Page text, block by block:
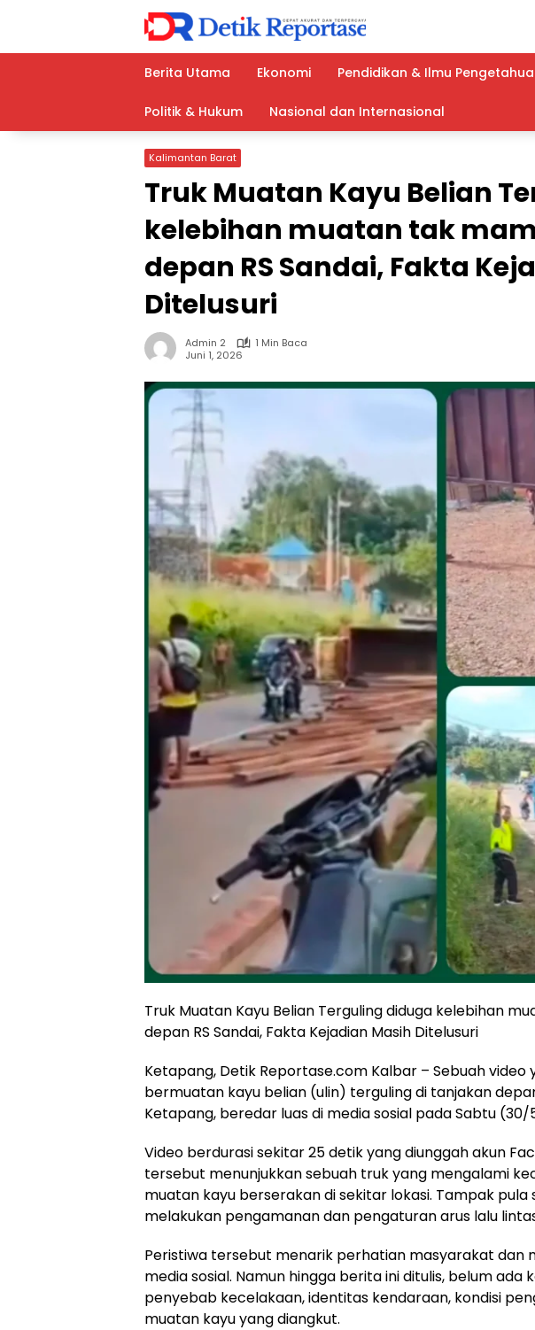
Berita Utama
Ekonomi Pendidikan & Ilmu
Politik & Hukum Nasional dan Internasional
Kalimantan Barat
Truk Muatan Kayu Belian
kelebihan muatan tak
depan RS Sandai, Fakta
Ditelusuri
Admin 2
1 Min Baca
Juni 1, 2026
Truk Muatan Kayu Belian Terguling diduga kelebihan
depan RS Sandai, Fakta Kejadian Masih Ditelusuri
Ketapang, Detik Reportase.com Kalbar – Sebuah
bermuatan kayu belian (ulin) terguling di tanjakan
Ketapang, beredar luas di media sosial pada Sabtu
Video berdurasi sekitar 25 detik yang diunggah akun
tersebut menunjukkan sebuah truk yang mengalami
muatan kayu berserakan di sekitar lokasi. Tampak
melakukan pengamanan dan pengaturan arus lalu
Peristiwa tersebut menarik perhatian masyarakat dan
media sosial. Namun hingga berita ini ditulis, belum
penyebab kecelakaan, identitas kendaraan, kondisi
muatan kayu yang diangkut.